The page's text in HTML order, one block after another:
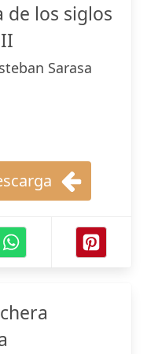
de los siglos
Sarasa